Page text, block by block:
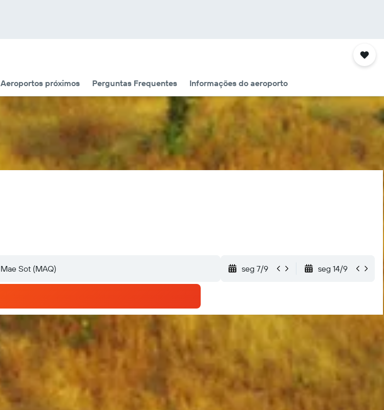
Aeroportos próximos Perguntas Frequentes Informações do aeroporto
seg 7/9 seg 14/9